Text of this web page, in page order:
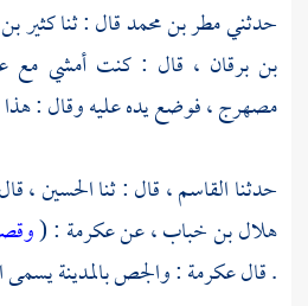
حدثنيمطر بن محمدقال : ثناكثير
بن برقان ، قال : كنت أمشي مع
مصهرج ، فوضع يده عليه وقال : هذا
حدثناالقاسم، قال : ثناالحسين،
هلال بن خباب، عنعكرمة : (
. قالعكرمة: والجصبالمدينةيسمى